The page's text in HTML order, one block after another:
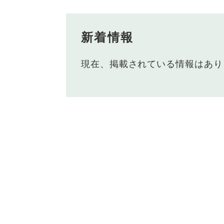
新着情報
現在、掲載されている情報はあ